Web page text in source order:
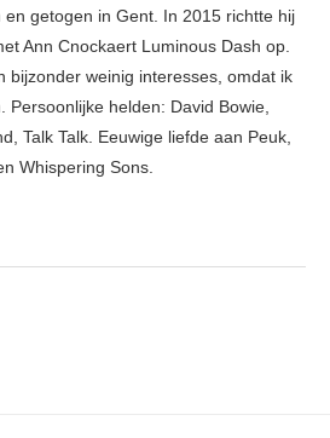
en getogen in Gent. In 2015 richtte hij
Ann Cnockaert Luminous Dash op.
bijzonder weinig interesses, omdat ik
Persoonlijke helden: David Bowie,
Talk Talk. Eeuwige liefde aan Peuk,
Whispering Sons.